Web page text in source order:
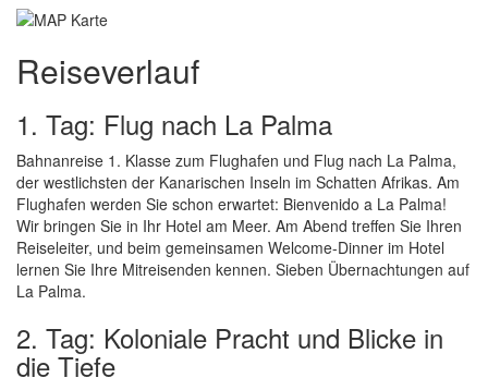
Reiseverlauf
1. Tag: Flug nach La Palma
Bahnanreise 1. Klasse zum Flughafen und Flug nach La Palma,
der westlichsten der Kanarischen Inseln im Schatten Afrikas. Am
Flughafen werden Sie schon erwartet: Bienvenido a La Palma!
Wir bringen Sie in Ihr Hotel am Meer. Am Abend treffen Sie Ihren
Reiseleiter, und beim gemeinsamen Welcome-Dinner im Hotel
lernen Sie Ihre Mitreisenden kennen. Sieben Übernachtungen auf
La Palma.
2. Tag: Koloniale Pracht und Blicke in
die Tiefe